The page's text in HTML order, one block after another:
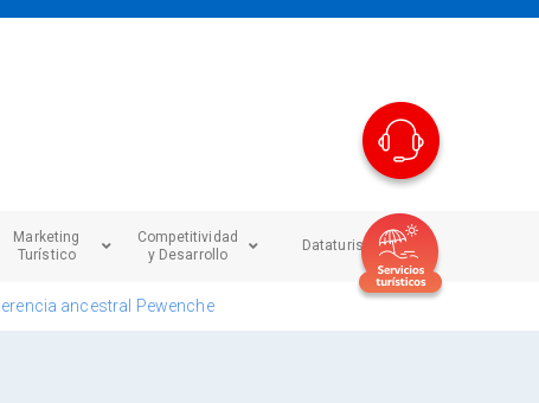
Marketing
Turístico
Competitividad
y Desarrollo
Dataturismo
ancestral Pewenche